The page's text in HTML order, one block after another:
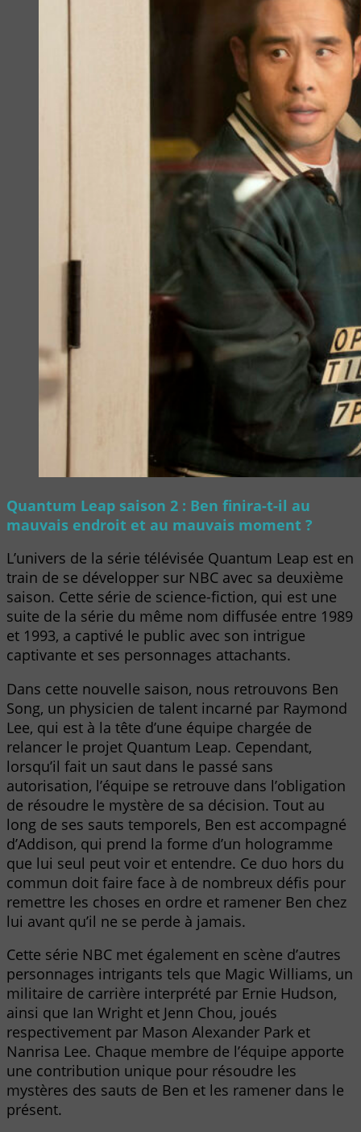
Quantum Leap saison 2 : Ben finira-t-il au
mauvais endroit et au mauvais moment ?
L’univers de la série télévisée Quantum Leap est en
train de se développer sur NBC avec sa deuxième
saison. Cette série de science-fiction, qui est une
suite de la série du même nom diffusée entre 1989
et 1993, a captivé le public avec son intrigue
captivante et ses personnages attachants.
Dans cette nouvelle saison, nous retrouvons Ben
Song, un physicien de talent incarné par Raymond
Lee, qui est à la tête d’une équipe chargée de
relancer le projet Quantum Leap. Cependant,
lorsqu’il fait un saut dans le passé sans
autorisation, l’équipe se retrouve dans l’obligation
de résoudre le mystère de sa décision. Tout au
long de ses sauts temporels, Ben est accompagné
d’Addison, qui prend la forme d’un hologramme
que lui seul peut voir et entendre. Ce duo hors du
commun doit faire face à de nombreux défis pour
remettre les choses en ordre et ramener Ben chez
lui avant qu’il ne se perde à jamais.
Cette série NBC met également en scène d’autres
personnages intrigants tels que Magic Williams, un
militaire de carrière interprété par Ernie Hudson,
ainsi que Ian Wright et Jenn Chou, joués
respectivement par Mason Alexander Park et
Nanrisa Lee. Chaque membre de l’équipe apporte
une contribution unique pour résoudre les
mystères des sauts de Ben et les ramener dans le
présent.